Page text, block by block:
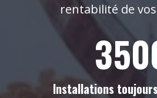
rentabilité de
Installations